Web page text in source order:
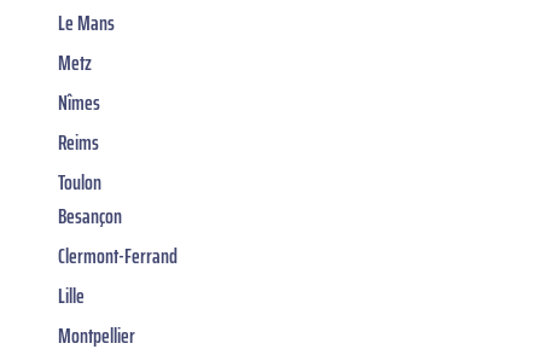
Le Mans
Metz
Nîmes
Reims
Toulon
Besançon
Clermont-Ferrand
Lille
Montpellier